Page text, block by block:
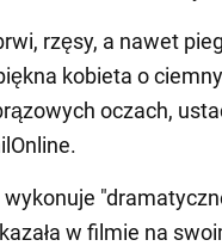
rzęsy, a nawet
kobieta o
oczach,
w filmie na